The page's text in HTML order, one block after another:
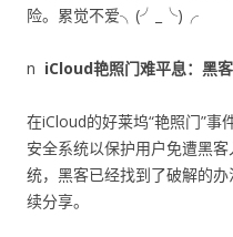
险。累觉不爱╮(╯_╰)╭
n iCloud艳照门难平息：黑
在iCloud的好莱坞“艳照门”事
安全系统以保护用户免遭黑
统，黑客已经找到了破解的
续分享。